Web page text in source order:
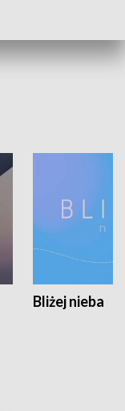
Bliżej nieba